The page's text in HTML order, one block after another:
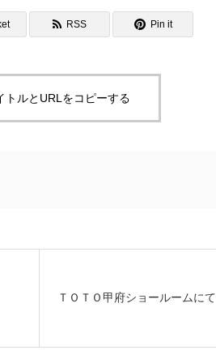
RSS Pin it
トルとURLをコピーする
ＴＯＴＯ甲府ショールームにて